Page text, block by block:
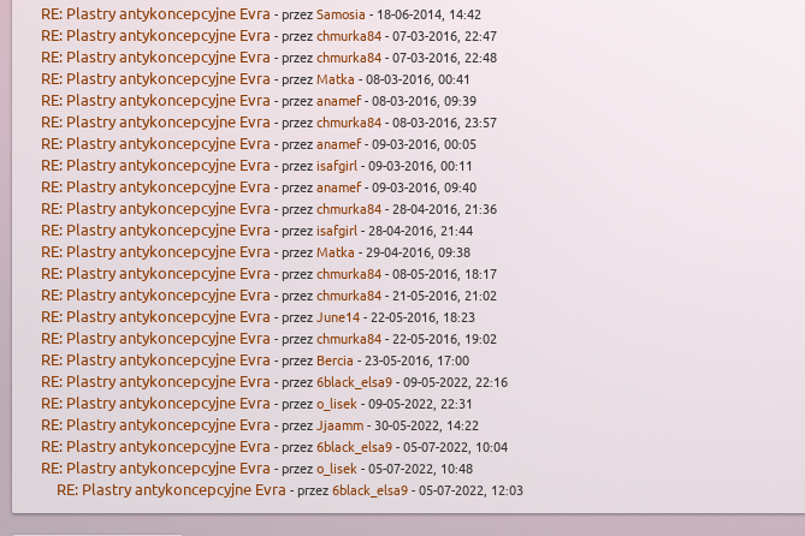
RE: Plastry antykoncepcyjne Evra - przezSamosia - 18-06-2014, 14:42
RE: Plastry antykoncepcyjne Evra - przezchmurka84- 07-03-2016, 22:47
RE: Plastry antykoncepcyjne Evra - przezchmurka84- 07-03-2016, 22:48
RE: Plastry antykoncepcyjne Evra - przezMatka - 08-03-2016, 00:41
RE: Plastry antykoncepcyjne Evra - przezanamef- 08-03-2016, 09:39
RE: Plastry antykoncepcyjne Evra - przezchmurka84- 08-03-2016, 23:57
RE: Plastry antykoncepcyjne Evra - przezanamef- 09-03-2016, 00:05
RE: Plastry antykoncepcyjne Evra - przezisafgirl - 09-03-2016, 00:11
RE: Plastry antykoncepcyjne Evra - przezanamef- 09-03-2016, 09:40
RE: Plastry antykoncepcyjne Evra - przezchmurka84- 28-04-2016, 21:36
RE: Plastry antykoncepcyjne Evra - przezisafgirl - 28-04-2016, 21:44
RE: Plastry antykoncepcyjne Evra - przezMatka - 29-04-2016, 09:38
RE: Plastry antykoncepcyjne Evra - przezchmurka84- 08-05-2016, 18:17
RE: Plastry antykoncepcyjne Evra - przezchmurka84- 21-05-2016, 21:02
RE: Plastry antykoncepcyjne Evra - przezJune14- 22-05-2016, 18:23
RE: Plastry antykoncepcyjne Evra - przezchmurka84- 22-05-2016, 19:02
RE: Plastry antykoncepcyjne Evra - przez Bercia - 23-05-2016, 17:00
RE: Plastry antykoncepcyjne Evra - przez6black_elsa9- 09-05-2022, 22:16
RE: Plastry antykoncepcyjne Evra - przezo_lisek - 09-05-2022, 22:31
RE: Plastry antykoncepcyjne Evra - przezJjaamm- 30-05-2022, 14:22
RE: Plastry antykoncepcyjne Evra - przez6black_elsa9- 05-07-2022, 10:04
RE: Plastry antykoncepcyjne Evra - przezo_lisek - 05-07-2022, 10:48
RE: Plastry antykoncepcyjne Evra - przez6black_elsa9- 05-07-2022, 12:03